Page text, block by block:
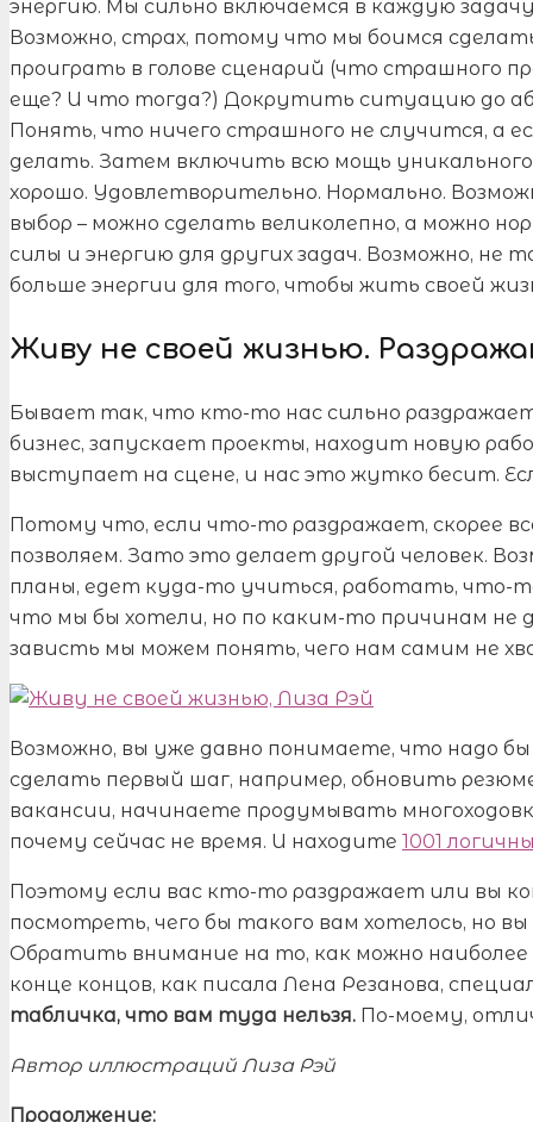
энергию. Мы сильно включаемся в каждую
Возможно, страх, потому что мы боимся
проиграть в голове сценарий (что страшного
еще? И что тогда?) Докрутить ситуацию до
Понять, что ничего страшного не случится, а
делать. Затем включить всю мощь
хорошо. Удовлетворительно. Нормально.
выбор – можно сделать великолепно, а можно
силы и энергию для других задач. Возможно, не
больше энергии для того, чтобы жить своей
Живу не своей жизнью.
Бывает так, что кто-то нас сильно
бизнес, запускает проекты, находит новую
выступает на сцене, и нас это жутко бесит.
Потому что, если что-то раздражает, скорее
позволяем. Зато это делает другой человек.
планы, едет куда-то учиться, работать, что-
что мы бы хотели, но по каким-то причинам не
зависть мы можем понять, чего нам самим не
Возможно, вы уже давно понимаете, что надо
сделать первый шаг, например, обновить
вакансии, начинаете продумывать
почему сейчас не время. И находите 1001
Поэтому если вас кто-то раздражает или вы
посмотреть, чего бы такого вам хотелось, но
Обратить внимание на то, как можно
конце концов, как писала Лена Резанова,
табличка, что вам туда нельзя. По-моему,
Автор иллюстраций Лиза Рэй
Продолжение: